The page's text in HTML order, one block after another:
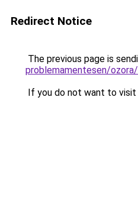
Redirect Notice
The previous page is
problemamentesen/ozora/
If you do not want to visit